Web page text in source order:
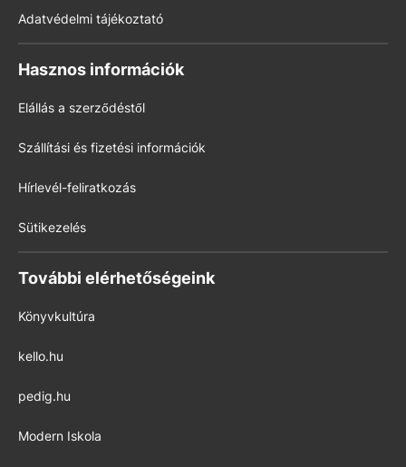
Adatvédelmi tájékoztató
Hasznos információk
Elállás a szerződéstől
Szállítási és fizetési információk
Hírlevél-feliratkozás
Sütikezelés
További elérhetőségeink
Könyvkultúra
kello.hu
pedig.hu
Modern Iskola